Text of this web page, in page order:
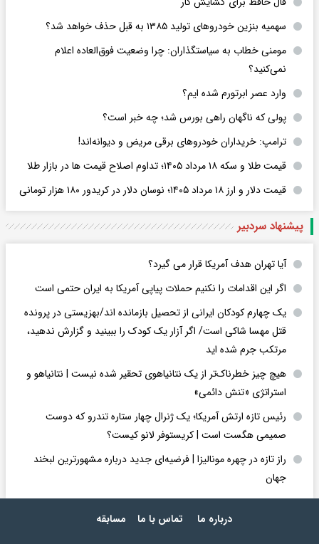
سهمیه بنزین خودروهای تولید ۱۳۸۵ به قبل حذف خواهد شد؟
مومنی خطاب به سیاستگذاران: چرا وضعیت فوق‌العاده اعلام
نمی‌کنید؟
وارد عصر ابرتورم شده ایم؟
پولی که ناگهان راهی بورس شد؛ چه خبر است؟
ترامپ: خریداران خودروهای برقی مریض و دیوانه‌اند!
قیمت طلا و سکه ۱۸ مرداد ۱۴۰۵؛ تداوم اصلاح قیمت ها در بازار طلا
قیمت دلار و ارز ۱۸ مرداد ۱۴۰۵​؛ نوسان دلار در کریدور ۱۸۰ هزار تومانی
پیشنهاد سردبیر
آیا تهران هدف آمریکا قرار می گیرد؟
اگر این اقدامات را نکنیم حملات پیاپی آمریکا به ایران حتمی است
یک چهارم کودکان ایرانی از تحصیل بازمانده اند/بهزیستی در پرونده
قتل مهسا شاکی است/ اگر آزار یک کودک را ببینید و گزارش ندهید،
مرتکب جرم شده اید
هیچ چیز خطرناک‌تر از یک نتانیاهوی تحقیر شده نیست | نتانیاهو و
استراتژی «تنش دائمی»
رئیس تازه ارتش آمریکا؛ یک ژنرال چهار ستاره تندرو که دوست
صمیمی هگست است | کریستوفر لانو کیست؟
راز تازه در چهره مونالیزا | فرضیه‌ای جدید درباره مشهورترین لبخند
جهان
درباره ما تماس با ما مسابقه